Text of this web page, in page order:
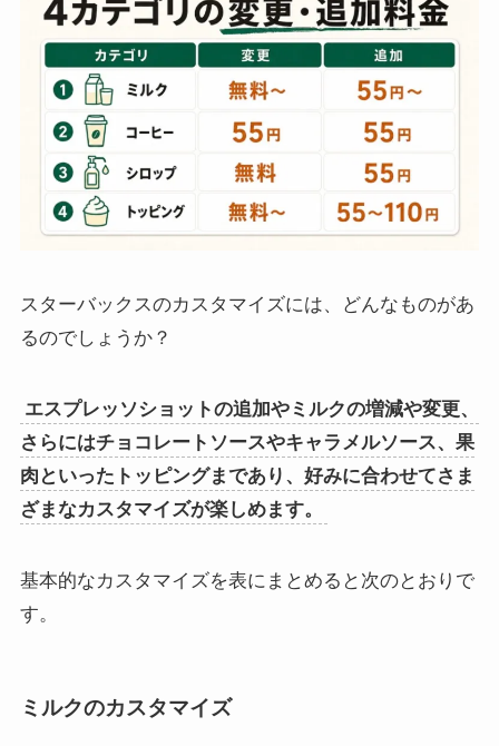
スターバックスのカスタマイズには、どんなものがあ
るのでしょうか？
エスプレッソショットの追加やミルクの増減や変更、
さらにはチョコレートソースやキャラメルソース、果
肉といったトッピングまであり、好みに合わせてさま
ざまなカスタマイズが楽しめます。
基本的なカスタマイズを表にまとめると次のとおりで
す。
ミルクのカスタマイズ